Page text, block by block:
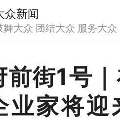
众新闻
舞大众 团结大众 服务大众
前街1号
业家将迎